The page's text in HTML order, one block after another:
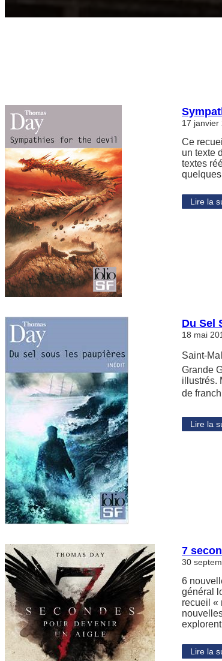
17 janvier
Ce
un texte
textes
Lire la
Du Sel
18 mai
Saint-
Grande
illustrés.
de
Lire la
7
30
6
général
recueil «
Lire la